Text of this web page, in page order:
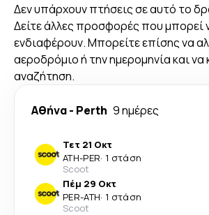
Δεν υπάρχουν πτήσεις σε αυτό το
Δείτε άλλες προσφορές που μπορεί
ενδιαφέρουν. Μπορείτε επίσης να
αεροδρόμιο ή την ημερομηνία και να
αναζήτηση.
Αθήνα- Perth 9 ημέρες
Τετ 21 Οκτ
ATH-PER· 1 στάση
Scoot
Πέμ 29 Οκτ
PER-ATH· 1 στάση
Scoot